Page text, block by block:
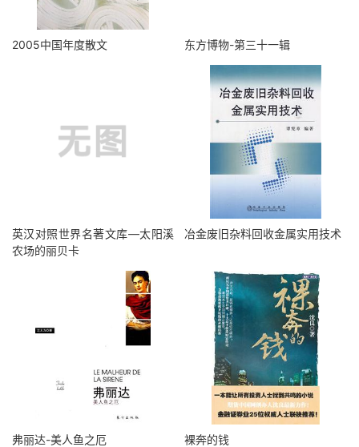
2005中国年度散文 东方博物-第三十一辑
英汉对照世界名著文库—太阳溪
农场的丽贝卡
冶金废旧杂料回收金属实用技术
弗丽达-美人鱼之厄 裸奔的钱